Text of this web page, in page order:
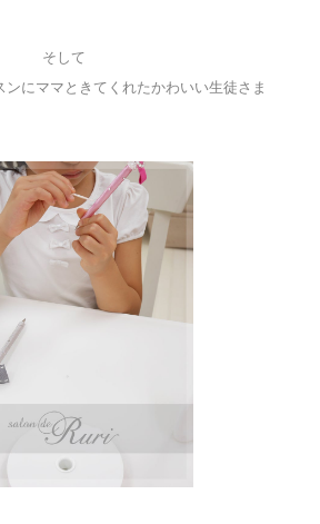
そして
ンにママときてくれたかわいい生徒さま